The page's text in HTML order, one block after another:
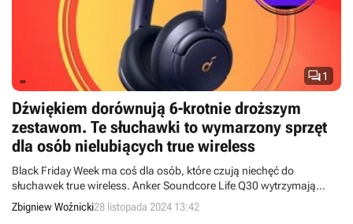
1
Dźwiękiem dorównują 6-krotnie droższym
zestawom. Te słuchawki to wymarzony sprzęt
dla osób nielubiących true wireless
Black Friday Week ma coś dla osób, które czują niechęć do
słuchawek true wireless. Anker Soundcore Life Q30 wytrzymają
nawet do 60 godzin, a dzięki trybowi szumu wiatru i śpiewu ptaków
zrelaksujesz się po ciężkim dniu.
Zbigniew Woźnicki28 listopada 2024 13:42